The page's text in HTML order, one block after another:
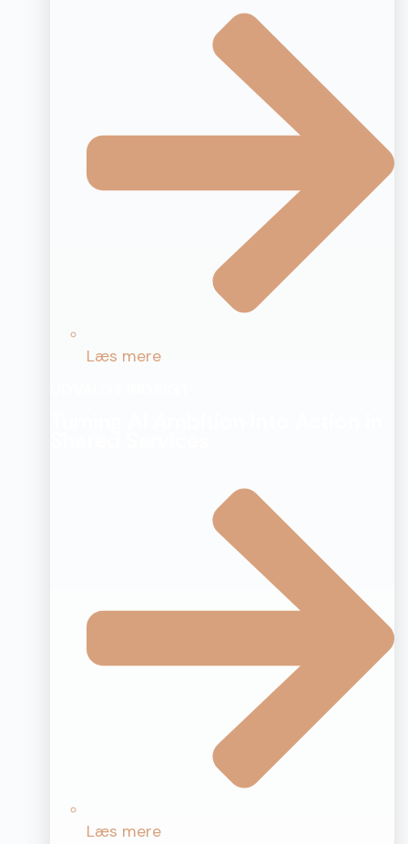
Læs mere
Læs mere